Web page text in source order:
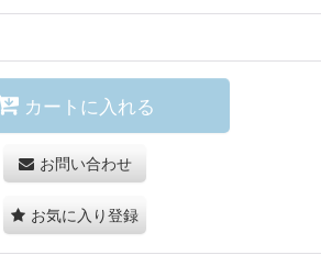
カートに入れる
お問い合わせ
お気に入り登録